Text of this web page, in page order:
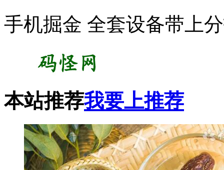
手机掘金 全套设备带上
本站推荐我要上推荐